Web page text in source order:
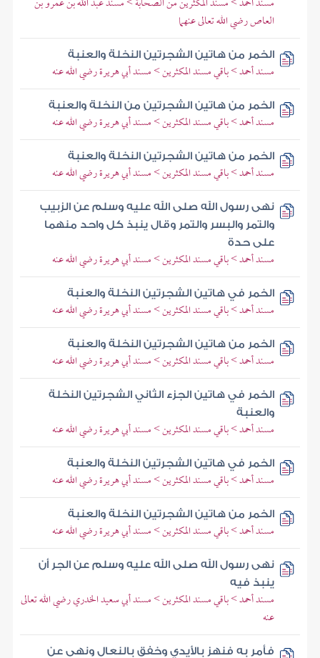
العاص رضي الله تعالى عنهما
الخمر من هاتين الشجرتين النخلة والعنبة
مسند أحمد > باقي مسند المكثرين > مسند أبي هريرة رضي الله عنه
الخمر من هاتين الشجرتين من النخلة والعنبة
مسند أحمد > باقي مسند المكثرين > مسند أبي هريرة رضي الله عنه
الخمر من هاتين الشجرتين النخلة والعنبة
مسند أحمد > باقي مسند المكثرين > مسند أبي هريرة رضي الله عنه
نهى رسول الله صلى الله عليه وسلم عن الزبيب
والتمر والبسر والتمر وقال ينبذ كل واحد منهما
على حدة
مسند أحمد > باقي مسند المكثرين > مسند أبي هريرة رضي الله عنه
الخمر في هاتين الشجرتين النخلة والعنبة
مسند أحمد > باقي مسند المكثرين > مسند أبي هريرة رضي الله عنه
الخمر من هاتين الشجرتين النخلة والعنبة
مسند أحمد > باقي مسند المكثرين > مسند أبي هريرة رضي الله عنه
الخمر في هاتين الجزء الثاني الشجرتين النخلة
والعنبة
مسند أحمد > باقي مسند المكثرين > مسند أبي هريرة رضي الله عنه
الخمر في هاتين الشجرتين النخلة والعنبة
مسند أحمد > باقي مسند المكثرين > مسند أبي هريرة رضي الله عنه
الخمر من هاتين الشجرتين النخلة والعنبة
مسند أحمد > باقي مسند المكثرين > مسند أبي هريرة رضي الله عنه
نهى رسول الله صلى الله عليه وسلم عن الجر أن
ينبذ فيه
مسند أحمد > باقي مسند المكثرين > مسند أبي سعيد الخدري رضي الله تعالى
عنه
فأمر به فنهز بالأيدي وخفق بالنعال ونهى عن